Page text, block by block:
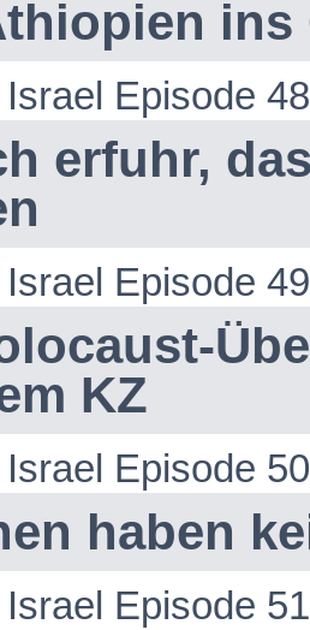
ins
Episode 48
erfuhr,
Episode 49
KZ
Episode 50
haben
Episode 51